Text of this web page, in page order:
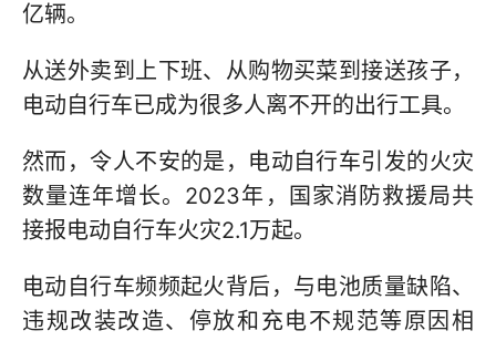
亿辆。
从送外卖到上下班、从购物买菜到接送孩子，
电动自行车已成为很多人离不开的出行工具。
然而，令人不安的是，电动自行车引发的火灾
数量连年增长。2023年，国家消防救援局共
接报电动自行车火灾2.1万起。
电动自行车频频起火背后，与电池质量缺陷、
违规改装改造、停放和充电不规范等原因相